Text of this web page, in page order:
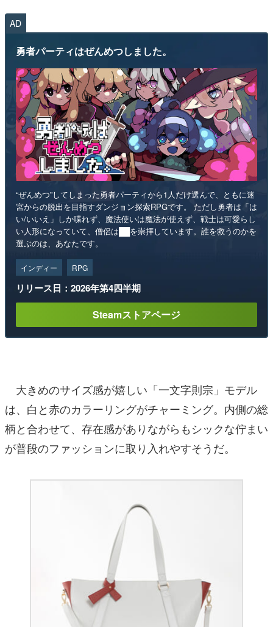
AD
勇者パーティはぜんめつしました。
“ぜんめつ”してしまった勇者パーティから1人だけ選んで、ともに迷
宮からの脱出を目指すダンジョン探索RPGです。 ただし勇者は「は
い/いいえ」しか喋れず、魔法使いは魔法が使えず、戦士は可愛らし
い人形になっていて、僧侶は██を崇拝しています。誰を救うのかを
選ぶのは、あなたです。
インディー RPG
リリース日：2026年第4四半期
Steamストアページ
大きめのサイズ感が嬉しい「一文字則宗」モデル
は、白と赤のカラーリングがチャーミング。内側の総
柄と合わせて、存在感がありながらもシックな佇まい
が普段のファッションに取り入れやすそうだ。